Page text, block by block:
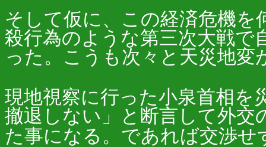
そして仮に、この経済危機
殺行為のような第三次大戦で
った。こうも次々と天災地
現地視察に行った小泉首相を
撤退しない」と断言して外交
た事になる。であれば交渉